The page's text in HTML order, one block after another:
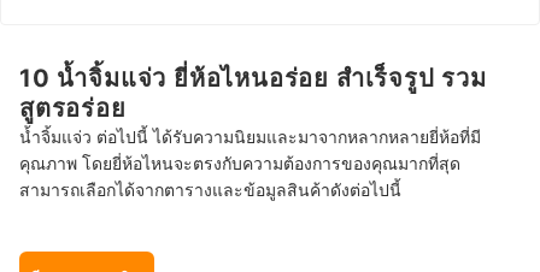
10 น้ำจิ้มแจ่ว ยี่ห้อไหนอร่อย สำเร็จรูป รวม
สูตรอร่อย
น้ำจิ้มแจ่ว ต่อไปนี้ ได้รับความนิยมและมาจากหลากหลายยี่ห้อที่มี
คุณภาพ โดยยี่ห้อไหนจะตรงกับความต้องการของคุณมากที่สุด
สามารถเลือกได้จากตารางและข้อมูลสินค้าดังต่อไปนี้